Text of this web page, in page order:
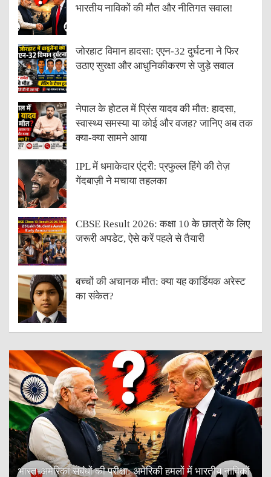
भारतीय नाविकों की मौत और नीतिगत सवाल!
जोरहाट विमान हादसा: एएन-32 दुर्घटना ने फिर
उठाए सुरक्षा और आधुनिकीकरण से जुड़े सवाल
नेपाल के होटल में प्रिंस यादव की मौत: हादसा,
स्वास्थ्य समस्या या कोई और वजह? जानिए अब तक
क्या-क्या सामने आया
IPL में धमाकेदार एंट्री: प्रफुल्ल हिंगे की तेज़
गेंदबाज़ी ने मचाया तहलका
CBSE Result 2026: कक्षा 10 के छात्रों के लिए
जरूरी अपडेट, ऐसे करें पहले से तैयारी
बच्चों की अचानक मौत: क्या यह कार्डियक अरेस्ट
का संकेत?
भारत-अमेरिका संबंधों की परीक्षा: अमेरिकी हमलों में भारतीय नाविकों